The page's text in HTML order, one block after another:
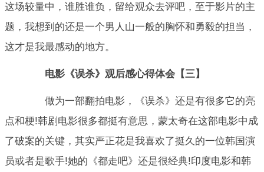
这场较量中，谁胜谁负，留给观众去评吧，至于影片的主
题，我想到的还是一个男人山一般的胸怀和勇毅的担当，
这才是我最感动的地方。
电影《误杀》观后感心得体会【三】
做为一部翻拍电影，《误杀》还是有很多它的亮
点和梗!韩剧电影很多都挺有意思，蒙太奇在这部电影中成
了破案的关键，其实严正花是我喜欢了挺久的一位韩国演
员或者是歌手!她的《都走吧》还是很经典!印度电影和韩